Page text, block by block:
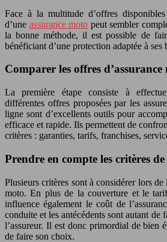
Face à la multitude d’offres
d’une assurance moto peut sembler
la bonne méthode, il est possible de
bénéficiant d’une protection adaptée à ses
Comparer les offres d’assurance
La première étape consiste à
différentes offres proposées par les
ligne sont d’excellents outils pour
efficace et rapide. Ils permettent de
critères : garanties, tarifs, franchises,
Prendre en compte les critères
Plusieurs critères sont à considérer lors de
moto. En plus de la couverture et le
influence également le coût de
conduite et les antécédents sont autant de
l’assureur. Il est donc primordial de bien
de faire son choix.